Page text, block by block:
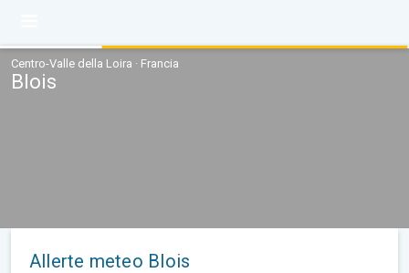
Centro-Valle della Loira · Francia
Blois
Allerte meteo Blois